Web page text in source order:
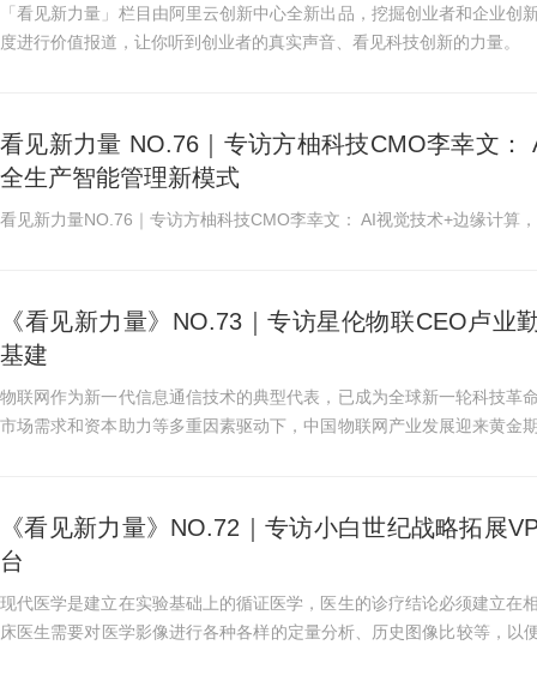
「看见新力量」栏目由阿里云创新中心全新出品，挖掘创业者和企业
度进行价值报道，让你听到创业者的真实声音、看见科技创新的力量。
看见新力量 NO.76｜专访方柚科技CMO李幸文
全生产智能管理新模式
看见新力量NO.76｜专访方柚科技CMO李幸文： AI视觉技术+边缘计算
《看见新力量》NO.73｜专访星伦物联CEO卢
基建
物联网作为新一代信息通信技术的典型代表，已成为全球新一轮科技革
市场需求和资本助力等多重因素驱动下，中国物联网产业发展迎来黄金
《看见新力量》NO.72｜专访小白世纪战略拓展
台
现代医学是建立在实验基础上的循证医学，医生的诊疗结论必须建立在
床医生需要对医学影像进行各种各样的定量分析、历史图像比较等，以